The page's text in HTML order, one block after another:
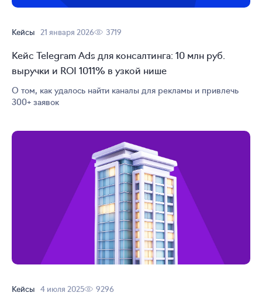
Кейсы 21 января 2026 3719
Кейс Telegram Ads для консалтинга: 10 млн руб.
выручки и ROI 1011% в узкой нише
О том, как удалось найти каналы для рекламы и привлечь
300+ заявок
Кейсы 4 июля 2025 9296